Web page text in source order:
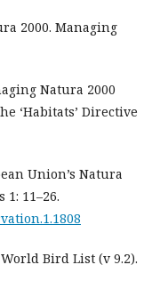
2000. Managing
Natura 2000
‘Habitats’ Directive
Union’s Natura
11–26.
World Bird List (v 9.2).